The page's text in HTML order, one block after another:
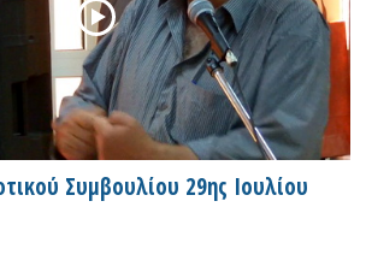
Συμβουλίου 29ης Ιουλίου